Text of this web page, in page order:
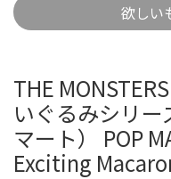
欲しい
THE
いぐるみシリー
マート） POP
Exciting